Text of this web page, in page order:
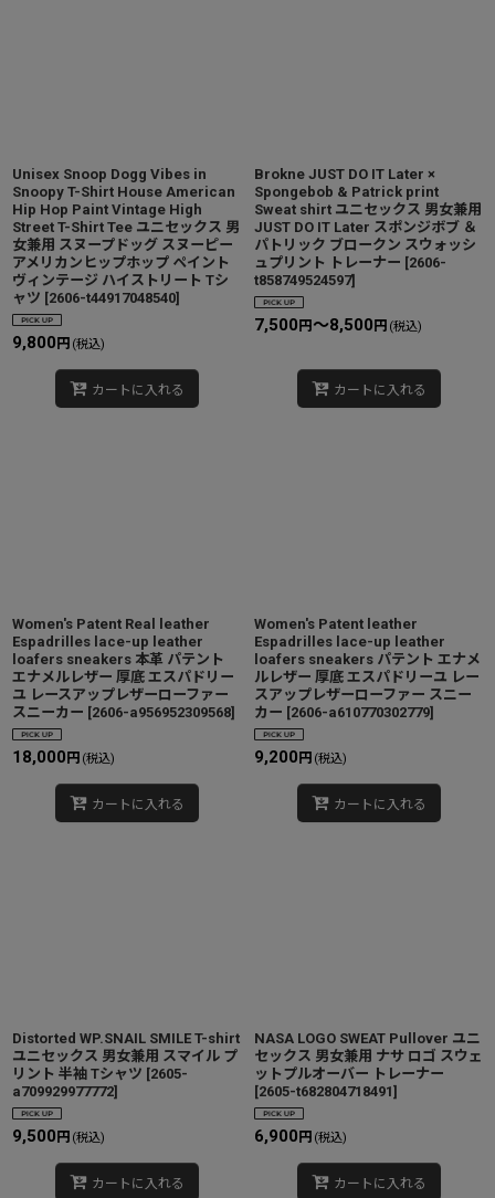
Unisex Snoop Dogg Vibes in
Snoopy T-Shirt House American
Hip Hop Paint Vintage High
Street T-Shirt Tee ユニセックス 男
女兼用 スヌープドッグ スヌーピー
アメリカンヒップホップ ペイント
ヴィンテージ ハイストリート Tシ
ャツ [2606-t44917048540]
9,800 円 (税込)
カートに入れる
Brokne JUST DO IT Later ×
Spongebob & Patrick print
Sweat shirt ユニセックス 男女兼用
JUST DO IT Later スポンジボブ ＆
パトリック ブロークン スウォッシ
ュプリント トレーナー [2606-
t858749524597]
7,500 円 ～8,500 円 (税込)
カートに入れる
Women's Patent Real leather
Espadrilles lace-up leather
loafers sneakers 本革 パテント
エナメルレザー 厚底 エスパドリー
ユ レースアップレザーローファー
スニーカー [2606-a956952309568]
18,000 円 (税込)
カートに入れる
Women's Patent leather
Espadrilles lace-up leather
loafers sneakers パテント エナメ
ルレザー 厚底 エスパドリーユ レー
スアップレザーローファー スニー
カー [2606-a610770302779]
9,200 円 (税込)
カートに入れる
Distorted WP.SNAIL SMILE T-shirt
ユニセックス 男女兼用 スマイル プ
リント 半袖 Tシャツ [2605-
a709929977772]
9,500 円 (税込)
カートに入れる
NASA LOGO SWEAT Pullover ユニ
セックス 男女兼用 ナサ ロゴ スウェ
ットプルオーバー トレーナー
[2605-t682804718491]
6,900 円 (税込)
カートに入れる